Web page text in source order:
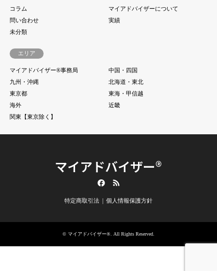
コラム
マイアドバイザーについて
問い合わせ
実績
未分類
エリア
マイアドバイザー®事務局
中国・四国
九州・沖縄
北海道・東北
東京都
東海・甲信越
海外
近畿
関東【東京除く】
マイアドバイザー®
特定商取引法 個人情報保護方針
© マイアドバイザー®. All Rights Reserved.